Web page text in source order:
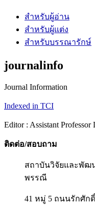
สำหรับผู้อ่าน
สำหรับผู้แต่ง
สำหรับบรรณารักษ์
journalinfo
Journal Information
Indexed in TCI
Editor : Assistant Professor
ติดต่อ/สอบถาม
สถาบันวิจัยและพัฒ
พรรณี
41 หมู่ 5 ถนนรักศัก